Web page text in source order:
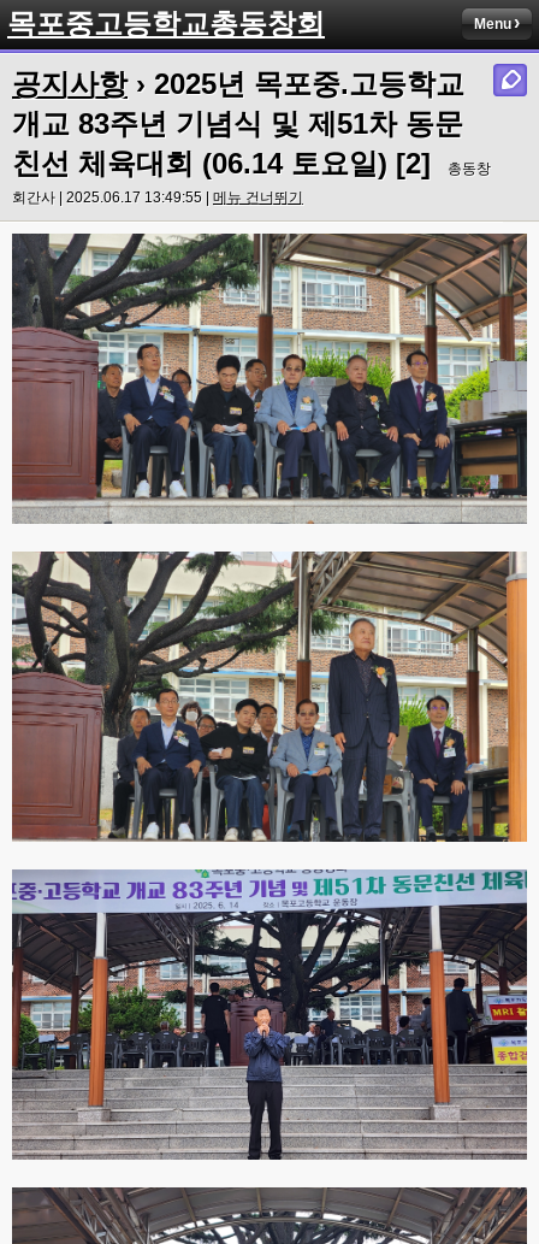
목포중고등학교총동창회 Menu
공지사항› 2025년 목포중.고등학교
개교 83주년 기념식 및 제51차 동문
친선 체육대회 (06.14 토요일) [2]
총동창
회간사 | 2025.06.17 13:49:55 | 메뉴 건너뛰기